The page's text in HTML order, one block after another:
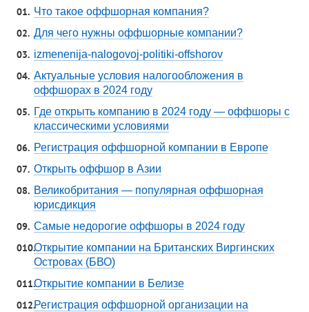
Что такое оффшорная компания?
Для чего нужны оффшорные компании?
izmenenija-nalogovoj-politiki-offshorov
Актуальные условия налогообложения в
оффшорах в 2024 году
Где открыть компанию в 2024 году — оффшоры с
классическими условиями
Регистрация оффшорной компании в Европе
Открыть оффшор в Азии
Великобритания — популярная оффшорная
юрисдикция
Самые недорогие оффшоры в 2024 году
Открытие компании на Британских Виргинских
Островах (БВО)
Открытие компании в Белизе
Регистрация оффшорной организации на